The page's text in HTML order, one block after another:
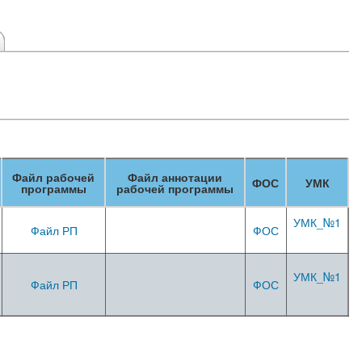
Файл рабочей
программы
Файл аннотации
рабочей программы ФОС УМК
Файл РП ФОС УМК_№1
Файл РП ФОС УМК_№1